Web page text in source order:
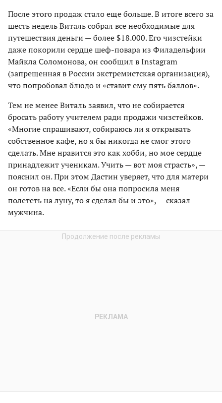
После этого продаж стало еще больше. В итоге всего за
шесть недель Виталь собрал все необходимые для
путешествия деньги — более $18.000. Его чизстейки
даже покорили сердце шеф-повара из Филадельфии
Майкла Соломонова, он сообщил в Instagram
(запрещенная в России экстремистская организация),
что попробовал блюдо и «ставит ему пять баллов».
Тем не менее Виталь заявил, что не собирается
бросать работу учителем ради продажи чизстейков.
«Многие спрашивают, собираюсь ли я открывать
собственное кафе, но я бы никогда не смог этого
сделать. Мне нравится это как хобби, но мое сердце
принадлежит ученикам. Учить — вот моя страсть», —
пояснил он. При этом Дастин уверяет, что для матери
он готов на все. «Если бы она попросила меня
полететь на луну, то я сделал бы и это», — сказал
мужчина.